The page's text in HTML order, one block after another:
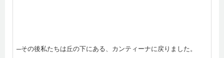
─その後私たちは丘の下にある、カンティーナに戻りました。